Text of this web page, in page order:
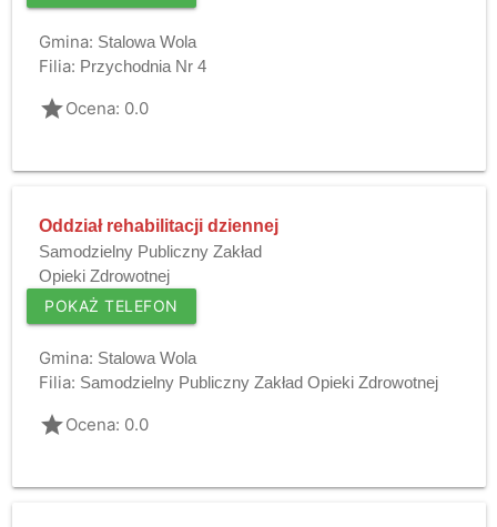
Gmina: Stalowa Wola
Filia: Przychodnia Nr 4
gradeOcena: 0.0
Oddział rehabilitacji dziennej
Samodzielny Publiczny Zakład
Opieki Zdrowotnej
POKAŻ TELEFON
Gmina: Stalowa Wola
Filia: Samodzielny Publiczny Zakład Opieki Zdrowotnej
gradeOcena: 0.0